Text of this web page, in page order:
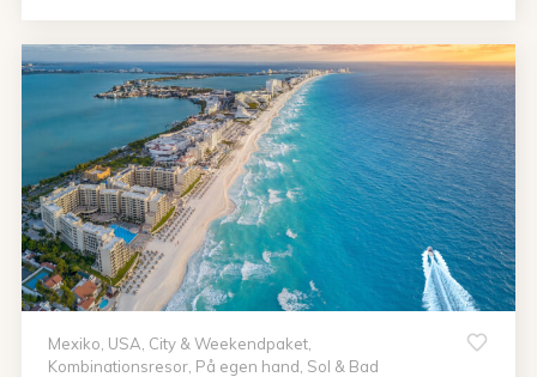
Mexiko, USA, City & Weekendpaket,
Kombinationsresor, På egen hand, Sol & Bad